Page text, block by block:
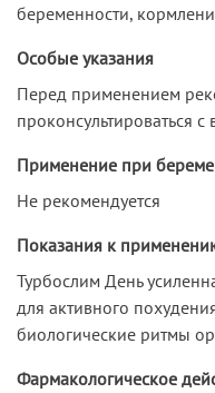
беременности,
Особые указания
Перед применением
проконсультироваться с
Применение при
Не рекомендуется
Показания к
Турбослим День
для активного
биологические ритмы
Фармакологическое